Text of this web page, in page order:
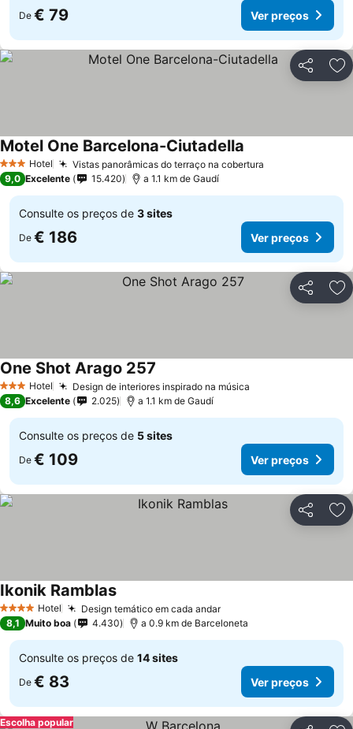
De € 79 Ver preços
Partilhar
3 EstrelasHotel Vistas panorâmicas do terraço na cobertura
Motel One Barcelona-Ciutadella
9,0 Excelente 15.420 a 1.1 km de Gaudí
Consulte os preços de 3 sites
De € 186 Ver preços
Partilhar
3 EstrelasHotel Design de interiores inspirado na música
One Shot Arago 257
8,6 Excelente 2.025 a 1.1 km de Gaudí
Consulte os preços de 5 sites
De € 109 Ver preços
Partilhar
4 EstrelasHotel Design temático em cada andarVer preços
Ikonik RamblasVer preços
8,1 Muito boa 4.430 a 0.9 km de Barceloneta
Consulte os preços de 14 sites
De € 83 Ver preços
Escolha popular